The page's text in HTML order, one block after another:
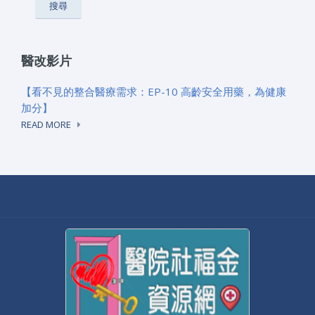
醫改影片
【看不見的整合醫療需求：EP-10 高齡安全用藥，為健康
加分】
READ MORE